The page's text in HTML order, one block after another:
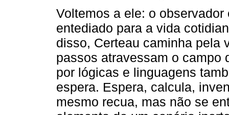
Voltemos a ele: o
entediado para a vida
disso, Certeau caminha pela
passos atravessam o campo
por lógicas e linguagens
espera. Espera, calcula,
mesmo recua, mas não se